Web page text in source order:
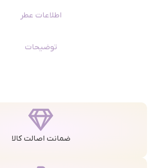
اطلاعات عطر
توضیحات
ضمانت اصالت کالا